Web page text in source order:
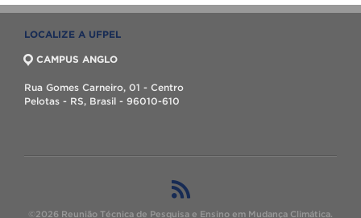
LOCALIZE A UFPEL
CAMPUS ANGLO
Rua Gomes Carneiro, 01 - Centro
Pelotas - RS, Brasil - 96010-610
©2026 Reunião Técnica de Pesquisa e Ensino em Mudança Climática.